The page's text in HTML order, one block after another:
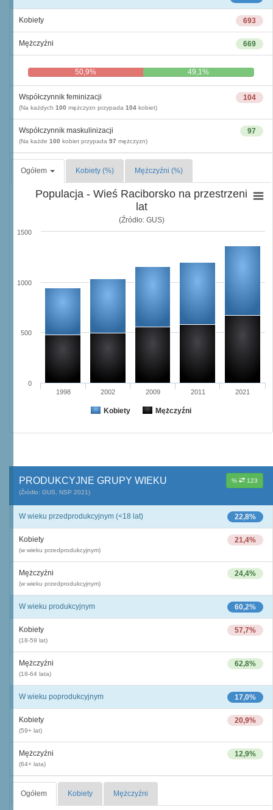
693
Kobiety
669
Mężczyźni
50,9% 49,1%
104
Współczynnik feminizacji
(Na każdych 100 mężczyzn przypada 104 kobiet)
97
Współczynnik maskulinizacji
(Na każde 100 kobiet przypada 97 mężczyzn)
Ogółem Kobiety (%) Mężczyźni (%)
Populacja - Wieś Raciborsko na przestrzeni
lat
(Źródło: GUS)
Kobiety Mężczyźni
1998 2002 2009 2011 2021
0
500
1000
1500
% 123
PRODUKCYJNE GRUPY WIEKU
(Źródło: GUS, NSP 2021)
22,8%
W wieku przedprodukcyjnym (<18 lat)
21,4%
Kobiety
(w wieku przedprodukcyjnym)
24,4%
Mężczyźni
(w wieku przedprodukcyjnym)
60,2%
W wieku produkcyjnym
57,7%
Kobiety
(18-59 lat)
62,8%
Mężczyźni
(18-64 lata)
17,0%
W wieku poprodukcyjnym
20,9%
Kobiety
(59+ lat)
12,9%
Mężczyźni
(64+ lata)
Ogółem Kobiety Mężczyźni